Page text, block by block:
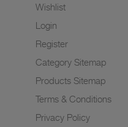
Wishlist
Login
Register
Category Sitemap
Products Sitemap
Terms & Conditions
Privacy Policy